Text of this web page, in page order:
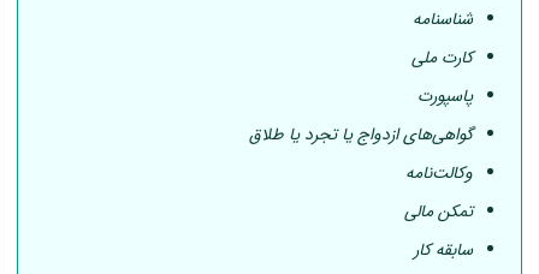
شناسنامه
کارت ملی
پاسپورت
گواهی‌های ازدواج یا تجرد یا طلاق
وکالت‌نامه
تمکن مالی
سابقه کار